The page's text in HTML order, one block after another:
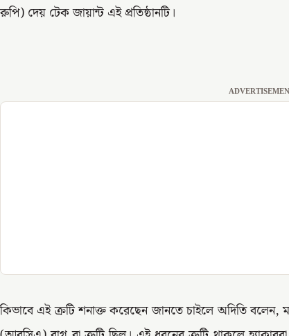
রুপি) দেয় টেক জায়ান্ট এই প্রতিষ্ঠানটি।
কিভাবে এই ক্রটি শনাক্ত করেছেন জানতে চাইলে অদিতি